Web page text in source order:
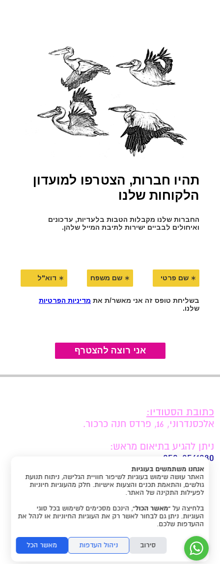
כתובת הסטודיו:
אלכסנדרוני, 16, פרדס חנה כרכור.
ניתן להגיע בתיאום מראש:
050-8561080
תקנון האתר
אנחנו משתמשים בעוגיות
האתר עושה שימוש בעוגיות לשיפור חוויית הגלישה, ניתוח תנועת
גולשים, והתאמת תכנים והצעות אישיות. חלק מהעוגיות חיוניות
לפעילות התקינה של האתר.
בלחיצה על “מאשר הכול”, הינכם מסכימים לשימוש בכל סוגי
העוגיות. ניתן גם לבחור לאשר רק את העוגיות החיוניות או לנהל את
ההעדפות שלכם.
סירוב ניהול העדפות מאשר הכל